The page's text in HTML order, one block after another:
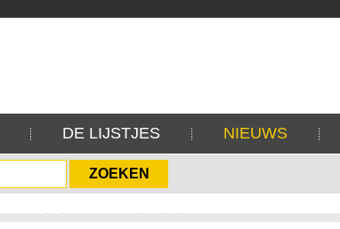
DE LIJSTJES NIEUWS